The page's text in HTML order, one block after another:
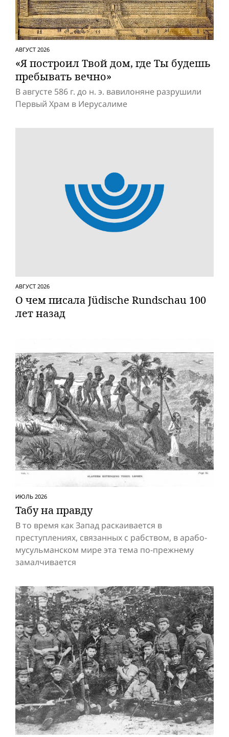
АВГУСТ 2026
«Я построил Твой дом, где Ты будешь
пребывать вечно»
В августе 586 г. до н. э. вавилоняне разрушили
Первый Храм в Иерусалиме
АВГУСТ 2026
О чем писала Jüdische Rundschau 100
лет назад
ИЮЛЬ 2026
Табу на правду
В то время как Запад раскаивается в
преступлениях, связанных с рабством, в арабо-
мусульманском мире эта тема по-прежнему
замалчивается